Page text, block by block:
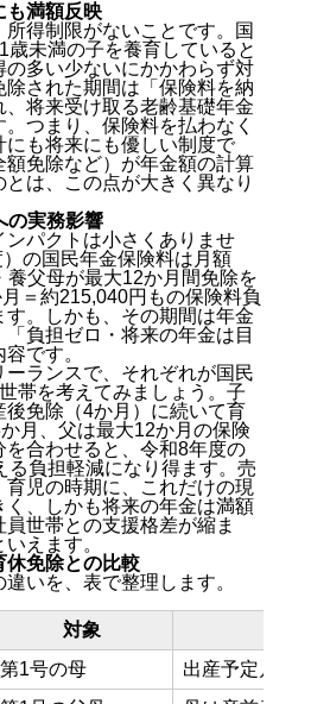
も満額反映
得制限がないことです。国
歳未満の子を養育していると
多い少ないにかかわらず対
された期間は「保険料を納
将来受け取る老齢基礎年金
つまり、保険料を払わなく
も将来にも優しい制度で
免除など）が年金額の計算
とは、この点が大きく異なり
の実務影響
パクトは小さくありませ
の国民年金保険料は月額
父母が最大12か月間免除を
＝約215,040円もの保険料負
。しかも、その期間は年金
負担ゼロ・将来の年金は目
です。
ランスで、それぞれが国民
帯を考えてみましょう。子
免除（4か月）に続いて育
月、父は最大12か月の保険
合わせると、令和8年度の
る負担軽減になり得ます。売
育児の時期に、これだけの現
、しかも将来の年金は満額
世帯との支援格差が縮ま
えます。
休免除との比較
いを、表で整理します。
対象
第1号の母
出産予定月の